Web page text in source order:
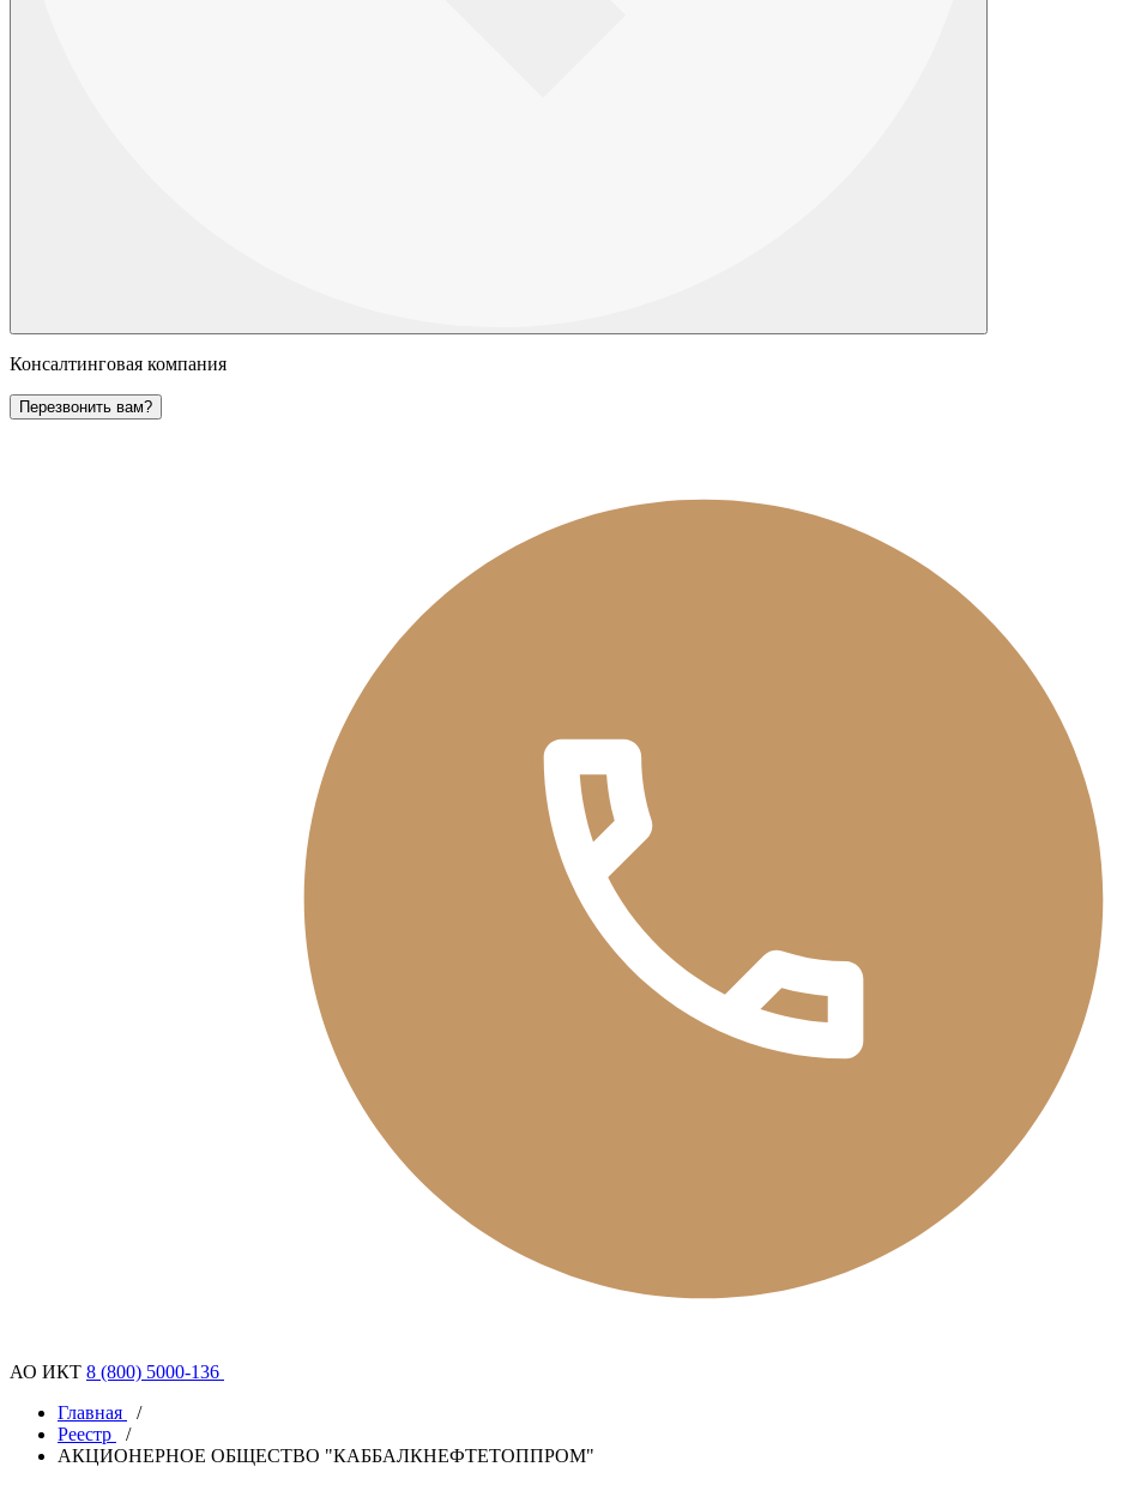
Консалтинговая компания
Перезвонить вам?
АО ИКТ 8 (800) 5000-136
Главная
/
Реестр
/
АКЦИОНЕРНОЕ ОБЩЕСТВО "КАББАЛКНЕФТЕТОППРОМ"